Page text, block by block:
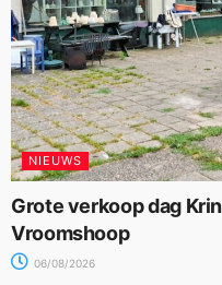
NIEUWS
Grote verkoop dag
Vroomshoop
06/08/2026